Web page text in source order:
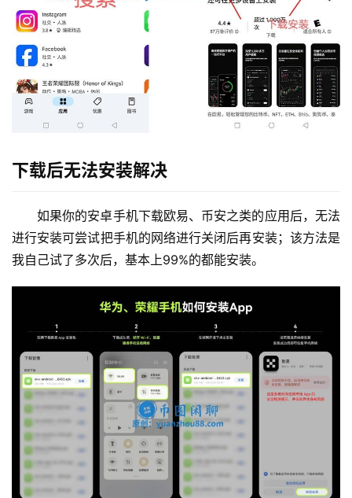
下载后无法安装解决
如果你的安卓手机下载欧易、币安之类的应用后，无法
进行安装可尝试把手机的网络进行关闭后再安装；该方法是
我自己试了多次后，基本上99%的都能安装。